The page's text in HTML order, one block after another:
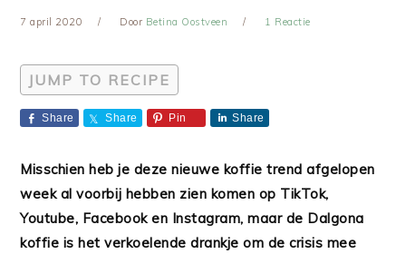
7 april 2020 Door Betina Oostveen 1 Reactie
JUMP TO RECIPE
Share Share Pin Share
Misschien heb je deze nieuwe koffie trend afgelopen
week al voorbij hebben zien komen op TikTok,
Youtube, Facebook en Instagram, maar de Dalgona
koffie is het verkoelende drankje om de crisis mee